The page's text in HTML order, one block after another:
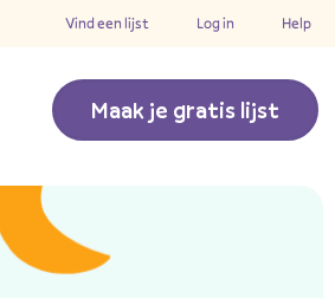
Vind een lijst Log in Help
Maak je gratis lijst